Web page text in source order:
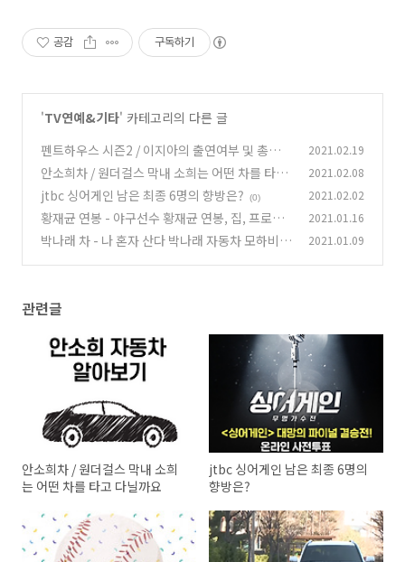
공감 구독하기
'TV연예&기타' 카테고리의 다른 글
펜트하우스 시즌2 / 이지아의 출연여부 및 총정리
(0)
2021.02.19
안소희차 / 원더걸스 막내 소희는 어떤 차를 타고
다닐까요 (2)
2021.02.08
jtbc 싱어게인 남은 최종 6명의 향방은? (0) 2021.02.02
황재균 연봉 - 야구선수 황재균 연봉, 집, 프로필
간단정리
(0)
2021.01.16
박나래 차 - 나 혼자 산다 박나래 자동차 모하비
2021.01.09
관련글
안소희차 / 원더걸스 막내 소희
는 어떤 차를 타고 다닐까요
jtbc 싱어게인 남은 최종 6명의
향방은?